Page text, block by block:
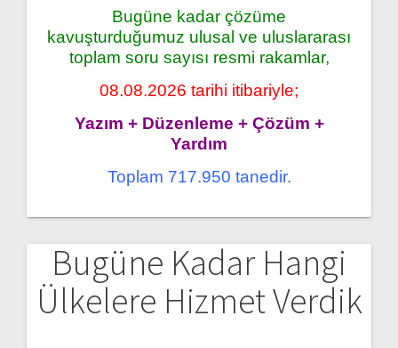
Bugüne kadar çözüme
kavuşturduğumuz ulusal ve uluslararası
toplam soru sayısı resmi rakamlar,
08.08.2026 tarihi itibariyle;
Yazım + Düzenleme + Çözüm +
Yardım
Toplam 717.950 tanedir.
Bugüne Kadar Hangi
Ülkelere Hizmet Verdik